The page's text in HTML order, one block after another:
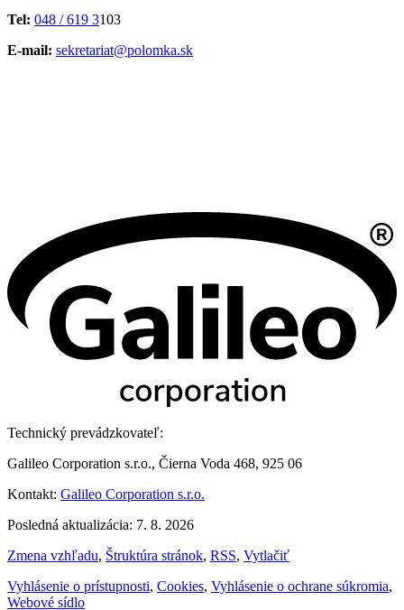
Tel: 048 / 619 3103
E-mail: sekretariat@polomka.sk
Technický prevádzkovateľ:
Galileo Corporation s.r.o., Čierna Voda 468, 925 06
Kontakt: Galileo Corporation s.r.o.
Posledná aktualizácia: 7. 8. 2026
Zmena vzhľadu, Štruktúra stránok, RSS, Vytlačiť
Vyhlásenie o prístupnosti, Cookies, Vyhlásenie o ochrane súkromia,
Webové sídlo